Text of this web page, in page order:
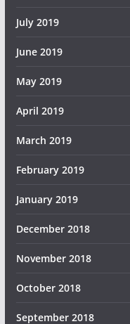
July 2019
June 2019
May 2019
April 2019
March 2019
February 2019
January 2019
December 2018
November 2018
October 2018
September 2018